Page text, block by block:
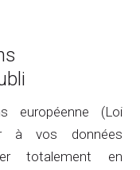
européenne (Loi
à vos données
totalement en